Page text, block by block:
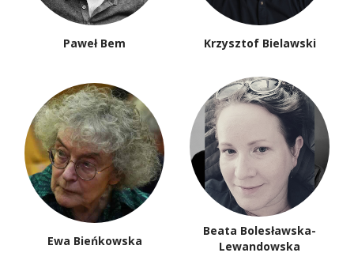
Paweł Bem Krzysztof Bielawski
Ewa Bieńkowska
Beata Bolesławska-
Lewandowska